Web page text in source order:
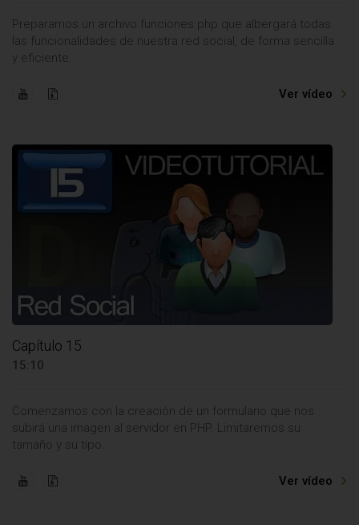
Preparamos un archivo funciones.php que albergará todas
las funcionalidades de nuestra red social, de forma sencilla
y eficiente.
Ver vídeo
Capítulo 15
15:10
Comenzamos con la creación de un formulario que nos
subirá una imagen al servidor en PHP. Limitaremos su
tamaño y su tipo.
Ver vídeo